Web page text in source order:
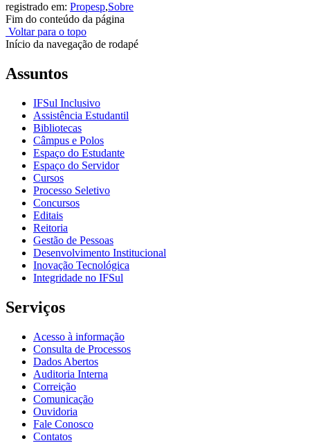
registrado em: Propesp,Sobre
Fim do conteúdo da página
Voltar para o topo
Início da navegação de rodapé
Assuntos
IFSul Inclusivo
Assistência Estudantil
Bibliotecas
Câmpus e Polos
Espaço do Estudante
Espaço do Servidor
Cursos
Processo Seletivo
Concursos
Editais
Reitoria
Gestão de Pessoas
Desenvolvimento Institucional
Inovação Tecnológica
Integridade no IFSul
Serviços
Acesso à informação
Consulta de Processos
Dados Abertos
Auditoria Interna
Correição
Comunicação
Ouvidoria
Fale Conosco
Contatos